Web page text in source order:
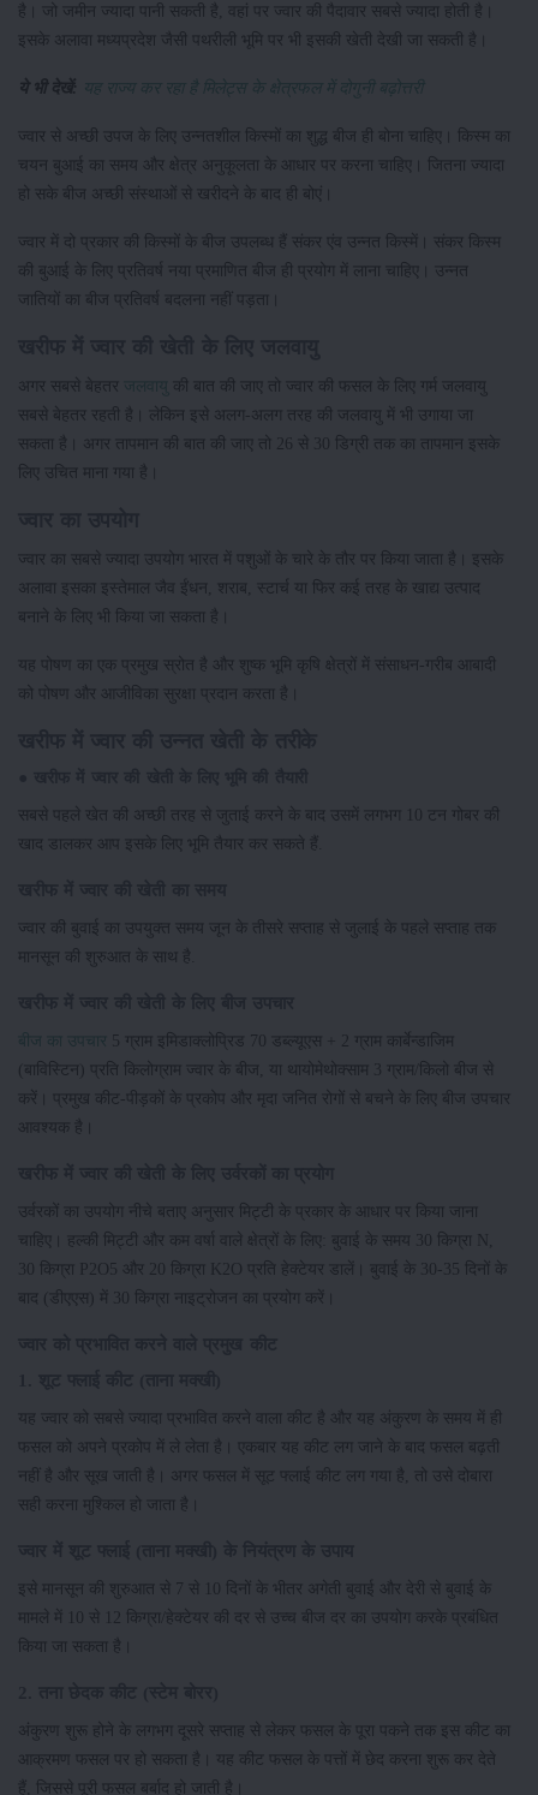
है। जो जमीन ज्यादा पानी सकती है, वहां पर ज्वार की पैदावार सबसे ज्यादा होती है।
इसके अलावा मध्यप्रदेश जैसी पथरीली भूमि पर भी इसकी खेती देखी जा सकती है।
ये भी देखें: यह राज्य कर रहा है मिलेट्स के क्षेत्रफल में दोगुनी बढ़ोत्तरी
ज्वार से अच्छी उपज के लिए उन्नतशील किस्मों का शुद्ध बीज ही बोना चाहिए। किस्म का
चयन बुआई का समय और क्षेत्र अनुकूलता के आधार पर करना चाहिए। जितना ज्यादा
हो सके बीज अच्छी संस्थाओं से खरीदने के बाद ही बोएं।
ज्वार में दो प्रकार की किस्मों के बीज उपलब्ध हैं संकर एंव उन्नत किस्में। संकर किस्म
की बुआई के लिए प्रतिवर्ष नया प्रमाणित बीज ही प्रयोग में लाना चाहिए। उन्नत
जातियों का बीज प्रतिवर्ष बदलना नहीं पड़ता।
अगर सबसे बेहतर जलवायु
की बात की जाए तो ज्वार की फसल के लिए गर्म जलवायु
सबसे बेहतर रहती है। लेकिन इसे अलग-अलग तरह की जलवायु में भी उगाया जा
सकता है। अगर तापमान की बात की जाए तो 26 से 30 डिग्री तक का तापमान इसके
लिए उचित माना गया है।
ज्वार का सबसे ज्यादा उपयोग भारत में पशुओं के चारे के तौर पर किया जाता है। इसके
अलावा इसका इस्तेमाल जैव ईंधन, शराब, स्टार्च या फिर कई तरह के खाद्य उत्पाद
बनाने के लिए भी किया जा सकता है।
यह पोषण का एक प्रमुख स्रोत है और शुष्क भूमि कृषि क्षेत्रों में संसाधन-गरीब आबादी
को पोषण और आजीविका सुरक्षा प्रदान करता है।
सबसे पहले खेत की अच्छी तरह से जुताई करने के बाद उसमें लगभग 10 टन गोबर की
खाद डालकर आप इसके लिए भूमि तैयार कर सकते हैं.
ज्वार की बुवाई का उपयुक्त समय जून के तीसरे सप्ताह से जुलाई के पहले सप्ताह तक
मानसून की शुरुआत के साथ है.
बीज का उपचार 5 ग्राम इमिडाक्लोप्रिड 70 डब्ल्यूएस + 2 ग्राम कार्बेन्डाजिम
(बाविस्टिन) प्रति किलोग्राम ज्वार के बीज, या थायोमेथोक्साम 3 ग्राम/किलो बीज से
करें। प्रमुख कीट-पीड़कों के प्रकोप और मृदा जनित रोगों से बचने के लिए बीज उपचार
आवश्यक है।
उर्वरकों का उपयोग नीचे बताए अनुसार मिट्टी के प्रकार के आधार पर किया जाना
चाहिए। हल्की मिट्टी और कम वर्षा वाले क्षेत्रों के लिए: बुवाई के समय 30 किग्रा N,
30 किग्रा P2O5 और 20 किग्रा K2O प्रति हेक्टेयर डालें। बुवाई के 30-35 दिनों के
बाद (डीएएस) में 30 किग्रा नाइट्रोजन का प्रयोग करें।
यह ज्वार को सबसे ज्यादा प्रभावित करने वाला कीट है और यह अंकुरण के समय में ही
फसल को अपने प्रकोप में ले लेता है। एकबार यह कीट लग जाने के बाद फसल बढ़ती
नहीं है और सूख जाती है। अगर फसल में सूट फ्लाई कीट लग गया है, तो उसे दोबारा
सही करना मुश्किल हो जाता है।
इसे मानसून की शुरुआत से 7 से 10 दिनों के भीतर अगेती बुवाई और देरी से बुवाई के
मामले में 10 से 12 किग्रा/हेक्टेयर की दर से उच्च बीज दर का उपयोग करके प्रबंधित
किया जा सकता है।
अंकुरण शुरू होने के लगभग दूसरे सप्ताह से लेकर फसल के पूरा पकने तक इस कीट का
आक्रमण फसल पर हो सकता है। यह कीट फसल के पत्तों में छेद करना शुरू कर देते
हैं, जिससे पूरी फसल बर्बाद हो जाती है।